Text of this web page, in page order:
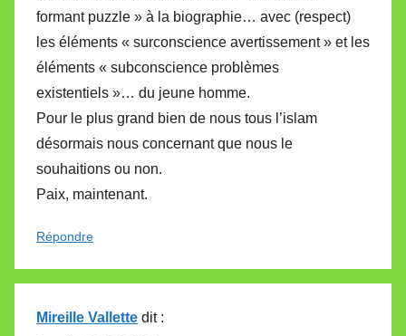
formant puzzle » à la biographie… avec (respect)
les éléments « surconscience avertissement » et les
éléments « subconscience problèmes
existentiels »… du jeune homme.
Pour le plus grand bien de nous tous l’islam
désormais nous concernant que nous le
souhaitions ou non.
Paix, maintenant.
Répondre
Mireille Vallette dit :